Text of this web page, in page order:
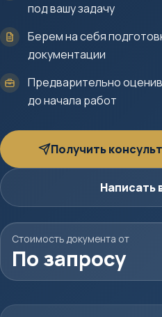
под вашу задачу
Берем на себя
документации
Предварительно
до начала работ
Получить
Написать
Стоимость документа от
По запросу